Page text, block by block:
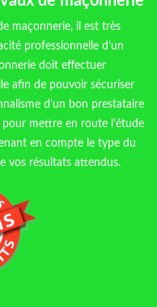
maçonnerie, il est très
professionnelle d’un
doit effectuer
afin de pouvoir sécuriser
d’un bon prestataire
mettre en route l’étude
en compte le type du
vos résultats attendus.